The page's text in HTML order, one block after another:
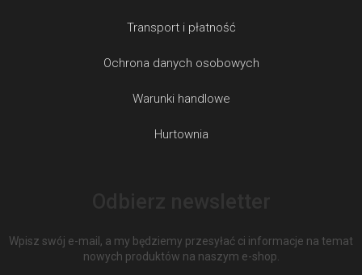
Transport i płatność
Ochrona danych osobowych
Warunki handlowe
Hurtownia
Wpisz swój e-mail, a my będziemy przesyłać ci informacje na temat
nowych produktów na naszym e-shop.